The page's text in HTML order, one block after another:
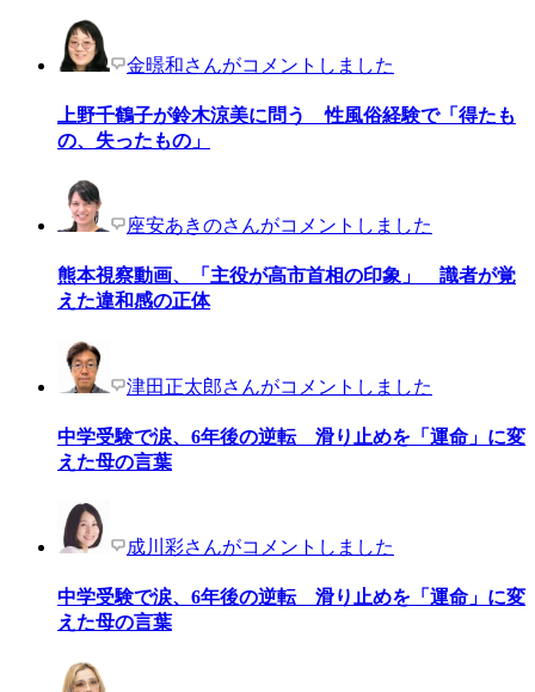
金暻和さんがコメントしました
上野千鶴子が鈴木涼美に問う 性風俗経験で「得たも
の、失ったもの」
座安あきのさんがコメントしました
熊本視察動画、「主役が高市首相の印象」 識者が覚
えた違和感の正体
津田正太郎さんがコメントしました
中学受験で涙、6年後の逆転 滑り止めを「運命」に変
えた母の言葉
成川彩さんがコメントしました
中学受験で涙、6年後の逆転 滑り止めを「運命」に変
えた母の言葉